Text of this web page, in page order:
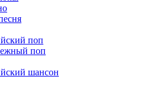
поп
поп
шансон